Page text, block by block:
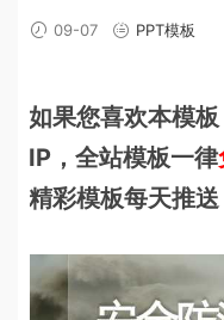
09-07 PPT模板
如果您喜欢本模
IP，全站模板一律
精彩模板每天推送